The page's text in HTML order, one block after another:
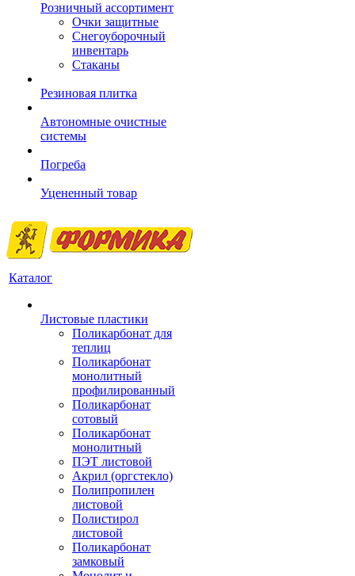
Розничный ассортимент
Очки защитные
Снегоуборочный
инвентарь
Стаканы
Резиновая плитка
Автономные очистные
системы
Погреба
Уцененный товар
Каталог
Листовые пластики
Поликарбонат для
теплиц
Поликарбонат
монолитный
профилированный
Поликарбонат
сотовый
Поликарбонат
монолитный
ПЭТ листовой
Акрил (оргстекло)
Полипропилен
листовой
Полистирол
листовой
Поликарбонат
замковый